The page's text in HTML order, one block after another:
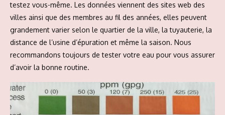
testez vous-même. Les données viennent des sites web des
villes ainsi que des membres au fil des années, elles peuvent
grandement varier selon le quartier de la ville, la tuyauterie, la
distance de l’usine d’épuration et même la saison. Nous
recommandons toujours de tester votre eau pour vous assurer
d’avoir la bonne routine.